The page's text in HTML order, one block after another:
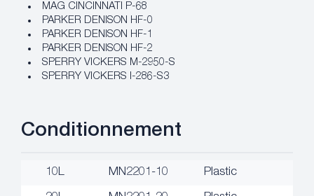
MAG CINCINNATI P-68
PARKER DENISON HF-0
PARKER DENISON HF-1
PARKER DENISON HF-2
SPERRY VICKERS M-2950-S
SPERRY VICKERS I-286-S3
Conditionnement
10L MN2201-10 Plastic